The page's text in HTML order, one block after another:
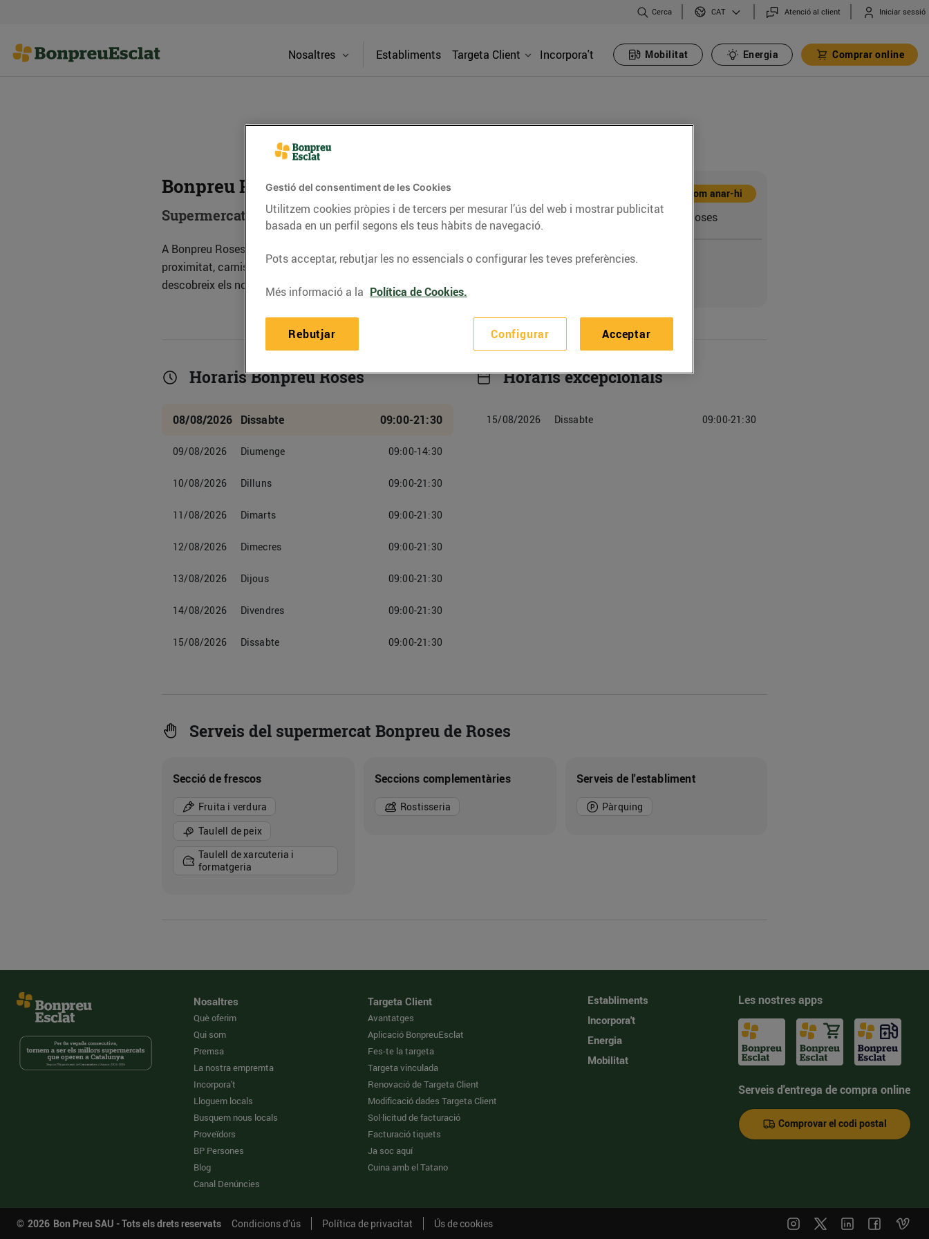
Cerca CAT Atenció al client Iniciar sessió
Nosaltres Establiments Targeta Client Incorpora't Mobilitat Energia Comprar online
Bonpreu Roses
Supermercat
A Bonpreu Roses trobaràs tot el que necessites: fruites i verdures de
proximitat, carnisseria, xarcuteria al teu gust, i molt més. Visita'ns i
descobreix els nostres productes locals!
Com anar-hi
C. Barraquer, 10 (17480) Roses
Telèfon
Horaris Bonpreu Roses
08/08/2026 Dissabte 09:00-21:30
09/08/2026 Diumenge 09:00-14:30
10/08/2026 Dilluns 09:00-21:30
11/08/2026 Dimarts 09:00-21:30
12/08/2026 Dimecres 09:00-21:30
13/08/2026 Dijous 09:00-21:30
14/08/2026 Divendres 09:00-21:30
15/08/2026 Dissabte 09:00-21:30
Horaris excepcionals
15/08/2026 Dissabte 09:00-21:30
Serveis del supermercat Bonpreu de Roses
Secció de frescos
Fruita i verdura
Taulell de peix
Taulell de xarcuteria i
formatgeria
Seccions complementàries
Rostisseria
Serveis de l'establiment
Pàrquing
Nosaltres
Què oferim
Qui som
Premsa
La nostra empremta
Incorpora't
Lloguem locals
Busquem nous locals
Proveïdors
BP Persones
Blog
Canal Denúncies
Targeta Client
Avantatges
Aplicació BonpreuEsclat
Fes-te la targeta
Targeta vinculada
Renovació de Targeta Client
Modificació dades Targeta Client
Sol·licitud de facturació
Facturació tiquets
Ja soc aquí
Cuina amb el Tatano
Establiments
Incorpora't
Energia
Mobilitat
Les nostres apps
Serveis d'entrega de compra online
Comprovar el codi postal
© 2026 Bon Preu SAU - Tots els drets reservats Condicions d’ús Política de privacitat Ús de cookies
Gestió del consentiment de les Cookies
Utilitzem cookies pròpies i de tercers per mesurar l’ús del web i mostrar publicitat
basada en un perfil segons els teus hàbits de navegació.
Pots acceptar, rebutjar les no essencials o configurar les teves preferències.
Més informació a la Política de Cookies.
Configurar
Rebutjar Acceptar